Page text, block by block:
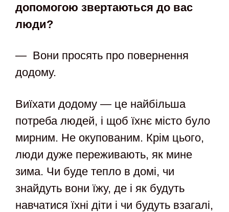
допомогою звертаються до вас
люди?
— Вони просять про повернення
додому.
Виїхати додому — це найбільша
потреба людей, і щоб їхнє місто було
мирним. Не окупованим. Крім цього,
люди дуже переживають, як мине
зима. Чи буде тепло в домі, чи
знайдуть вони їжу, де і як будуть
навчатися їхні діти і чи будуть взагалі,